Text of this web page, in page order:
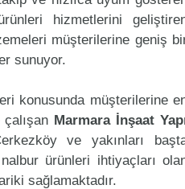
hizmetlerini
müşterilerine geniş
sunuyor.
konusunda müşterilerine
Marmara İnşaat
ve yakınları
ürünleri ihtiyaçları
sağlamaktadır.